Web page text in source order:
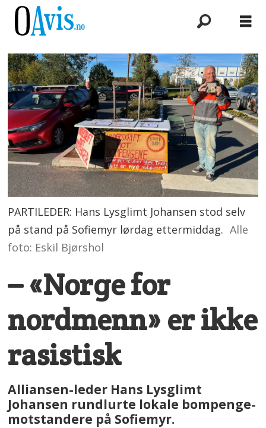
PARTILEDER: Hans Lysglimt Johansen stod selv
på stand på Sofiemyr lørdag ettermiddag. Alle
foto: Eskil Bjørshol
– «Norge for
nordmenn» er ikke
rasistisk
Alliansen-leder Hans Lysglimt
Johansen rundlurte lokale bompenge-
motstandere på Sofiemyr.